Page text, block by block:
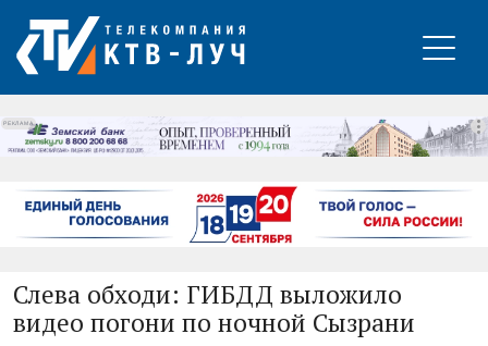
РЕКЛАМА
Слева обходи: ГИБДД выложило
видео погони по ночной Сызрани